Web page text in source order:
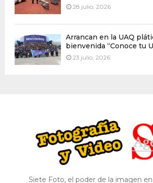
28 julio, 2026
Arrancan en la UAQ
bienvenida “Conoce tu
23 julio, 2026
Siete Foto, el poder de la imagen